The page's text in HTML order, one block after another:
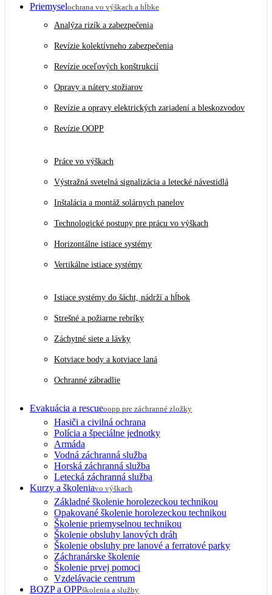
Priemyselochrana vo výškach a hĺbke
Analýza rizík a zabezpečenia
Revízie kolektívneho zabezpečenia
Revízie oceľových konštrukcií
Opravy a nátery stožiarov
Revízie a opravy elektrických zariadení a bleskozvodov
Revízie OOPP
Práce vo výškach
Výstražná svetelná signalizácia a letecké návestidlá
Inštalácia a montáž solárnych panelov
Technologické postupy pre prácu vo výškach
Horizontálne istiace systémy
Vertikálne istiace systémy
Istiace systémy do šácht, nádrží a hĺbok
Strešné a požiarne rebríky
Záchytné siete a lávky
Kotviace body a kotviace laná
Ochranné zábradlie
Evakuácia a rescueoopp pre záchranné zložky
Hasiči a civilná ochrana
Polícia a špeciálne jednotky
Armáda
Vodná záchranná služba
Horská záchranná služba
Letecká záchranná služba
Kurzy a školeniavo výškach
Základné školenie horolezeckou technikou
Opakované školenie horolezeckou technikou
Školenie priemyselnou technikou
Školenie obsluhy lanových dráh
Školenie obsluhy pre lanové a ferratové parky
Záchranárske školenie
Školenie prvej pomoci
Vzdelávacie centrum
BOZP a OPPškolenia a služby